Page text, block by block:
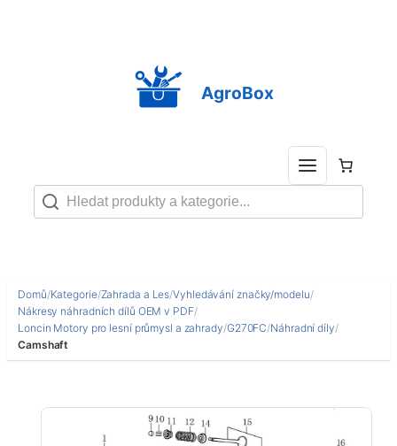
AgroBox
Domů/Kategorie/Zahrada a Les/Vyhledávání značky/modelu/
Nákresy náhradních dílů OEM v PDF/
Loncin Motory pro lesní průmysl a zahrady/G270FC/Náhradní díly/
Camshaft